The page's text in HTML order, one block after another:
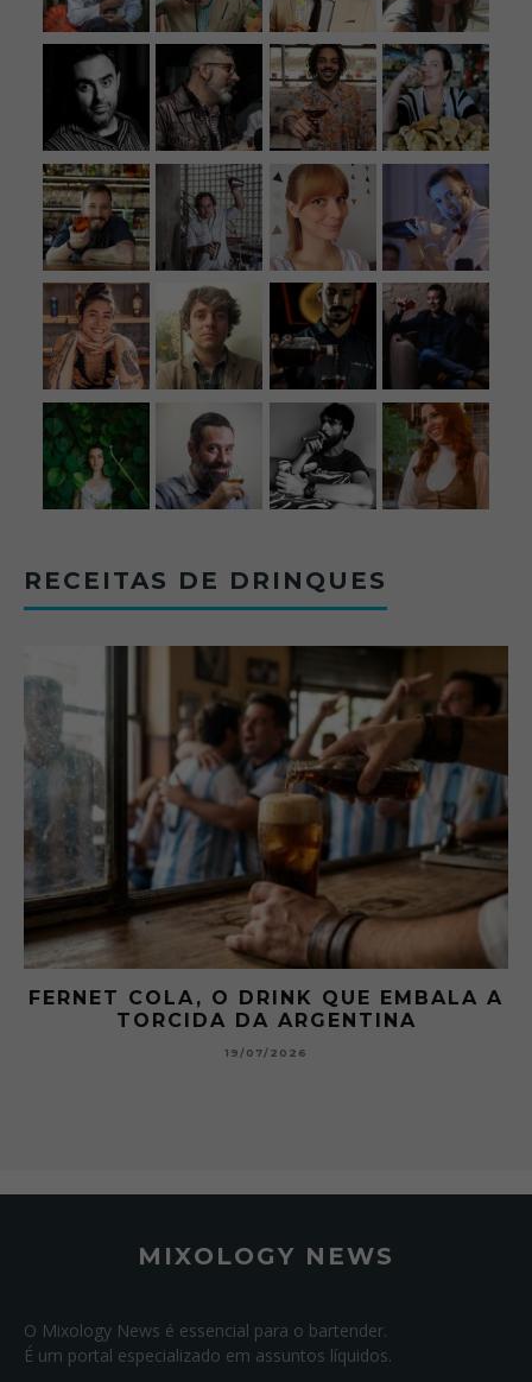
RECEITAS DE DRINQUES
FERNET COLA, O DRINK QUE EMBALA A
TORCIDA DA ARGENTINA
19/07/2026
MIXOLOGY NEWS
O Mixology News é essencial para o bartender.
É um portal especializado em assuntos líquidos.